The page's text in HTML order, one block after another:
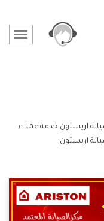
اريستون خدمة عملاء
اريستون.